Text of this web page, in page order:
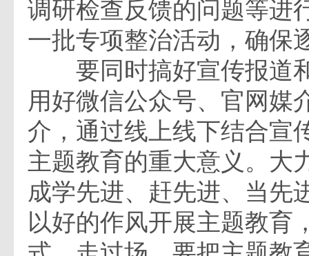
调研检查反馈的问题等进
一批专项整治活动，确保
要同时搞好宣传报道
用好微信公众号、官网媒
介，通过线上线下结合宣
主题教育的重大意义。大
成学先进、赶先进、当先
以好的作风开展主题教育